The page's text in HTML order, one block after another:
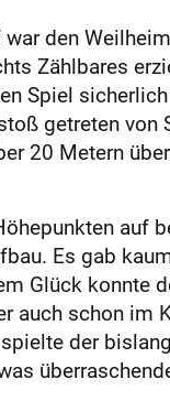
den
Zählbares
Spiel
getreten
20 Metern
auf
Es gab
Glück konnte
auch schon im
der